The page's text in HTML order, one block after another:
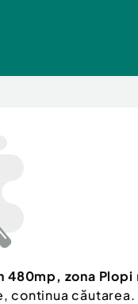
480mp, zona Plopi
continua căutarea.